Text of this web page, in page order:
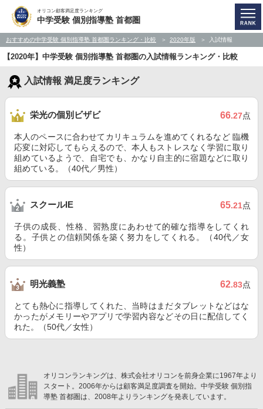
オリコン顧客満足度ランキング
中学受験 個別指導塾 首都圏
おすすめの中学受験 個別指導塾 首都圏ランキング・比較 2020年版 入試情報
【2020年】中学受験 個別指導塾 首都圏の入試情報ランキング・比較
入試情報 満足度ランキング
栄光の個別ビザビ 66.27点
本人のペースに合わせてカリキュラムを進めてくれるなど 臨機
応変に対応してもらえるので、本人もストレスなく学習に取り
組めているようで、自宅でも、かなり自主的に宿題などに取り
組めている。（40代／男性）
スクールIE 65.21点
子供の成長、性格、習熟度にあわせて的確な指導をしてくれ
る。子供との信頼関係を築く努力をしてくれる。（40代／女
性）
明光義塾 62.83点
とても熱心に指導してくれた、当時はまだタブレットなどはな
かったがメモリーやアプリで学習内容などその日に配信してく
れた。（50代／女性）
オリコンランキングは、株式会社オリコンを前身企業に1967年より
スタート。2006年からは顧客満足度調査を開始。中学受験 個別指
導塾 首都圏は、2008年よりランキングを発表しています。